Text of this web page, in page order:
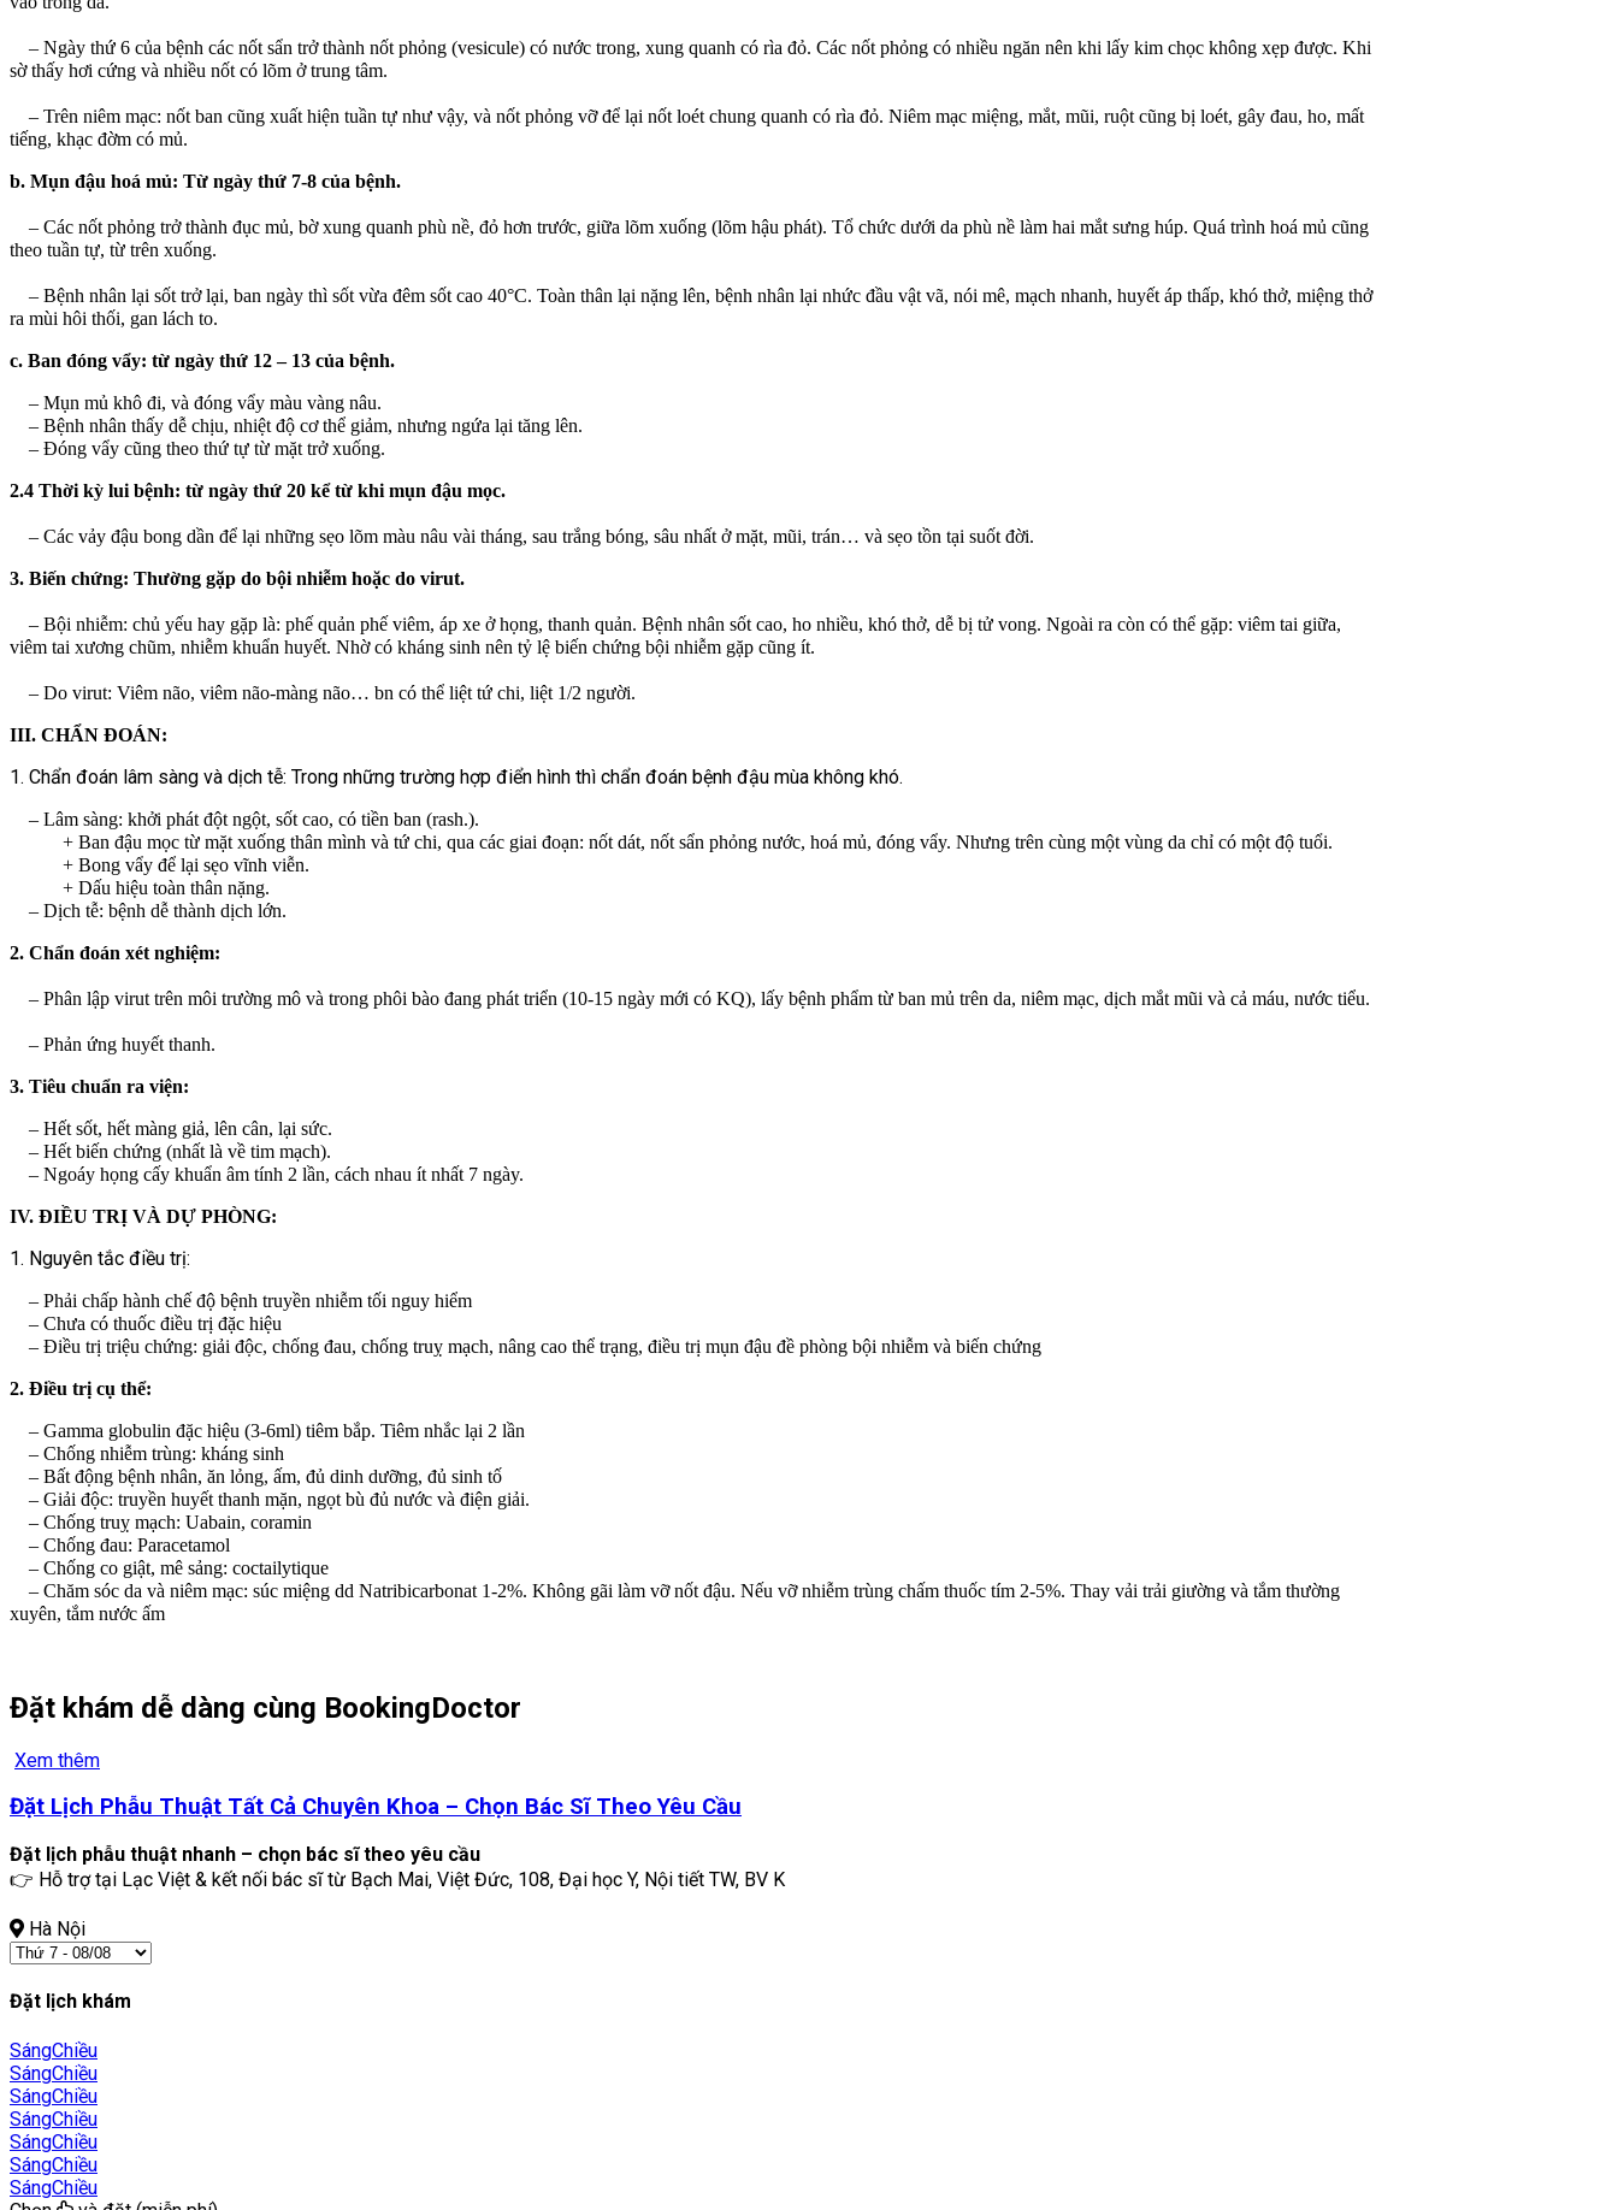
– Ngày thứ 6 của bệnh các nốt sẩn trở thành nốt phỏng (vesicule) có nước trong, xung quanh có rìa đỏ. Các nốt phỏng có nhiều ngăn nên khi lấy kim chọc không xẹp được. Khi
sờ thấy hơi cứng và nhiều nốt có lõm ở trung tâm.
– Trên niêm mạc: nốt ban cũng xuất hiện tuần tự như vậy, và nốt phỏng vỡ để lại nốt loét chung quanh có rìa đỏ. Niêm mạc miệng, mắt, mũi, ruột cũng bị loét, gây đau, ho, mất
tiếng, khạc đờm có mủ.
b. Mụn đậu hoá mủ: Từ ngày thứ 7-8 của bệnh.
– Các nốt phỏng trở thành đục mủ, bờ xung quanh phù nề, đỏ hơn trước, giữa lõm xuống (lõm hậu phát). Tổ chức dưới da phù nề làm hai mắt sưng húp. Quá trình hoá mủ cũng
theo tuần tự, từ trên xuống.
– Bệnh nhân lại sốt trở lại, ban ngày thì sốt vừa đêm sốt cao 40°C. Toàn thân lại nặng lên, bệnh nhân lại nhức đầu vật vã, nói mê, mạch nhanh, huyết áp thấp, khó thở, miệng thở
ra mùi hôi thối, gan lách to.
c. Ban đóng vẩy: từ ngày thứ 12 – 13 của bệnh.
– Mụn mủ khô đi, và đóng vẩy màu vàng nâu.
– Bệnh nhân thấy dễ chịu, nhiệt độ cơ thể giảm, nhưng ngứa lại tăng lên.
– Đóng vẩy cũng theo thứ tự từ mặt trở xuống.
2.4 Thời kỳ lui bệnh: từ ngày thứ 20 kể từ khi mụn đậu mọc.
– Các vảy đậu bong dần để lại những sẹo lõm màu nâu vài tháng, sau trắng bóng, sâu nhất ở mặt, mũi, trán… và sẹo tồn tại suốt đời.
3. Biến chứng: Thường gặp do bội nhiễm hoặc do virut.
– Bội nhiễm: chủ yếu hay gặp là: phế quản phế viêm, áp xe ở họng, thanh quản. Bệnh nhân sốt cao, ho nhiều, khó thở, dễ bị tử vong. Ngoài ra còn có thể gặp: viêm tai giữa,
viêm tai xương chũm, nhiễm khuẩn huyết. Nhờ có kháng sinh nên tỷ lệ biến chứng bội nhiễm gặp cũng ít.
– Do virut: Viêm não, viêm não-màng não… bn có thể liệt tứ chi, liệt 1/2 người.
III. CHẨN ĐOÁN:
1. Chẩn đoán lâm sàng và dịch tễ: Trong những trường hợp điển hình thì chẩn đoán bệnh đậu mùa không khó.
– Lâm sàng: khởi phát đột ngột, sốt cao, có tiền ban (rash.).
+ Ban đậu mọc từ mặt xuống thân mình và tứ chi, qua các giai đoạn: nốt dát, nốt sẩn phỏng nước, hoá mủ, đóng vẩy. Nhưng trên cùng một vùng da chỉ có một độ tuổi.
+ Bong vẩy để lại sẹo vĩnh viễn.
+ Dấu hiệu toàn thân nặng.
– Dịch tễ: bệnh dễ thành dịch lớn.
2. Chẩn đoán xét nghiệm:
– Phân lập virut trên môi trường mô và trong phôi bào đang phát triển (10-15 ngày mới có KQ), lấy bệnh phẩm từ ban mủ trên da, niêm mạc, dịch mắt mũi và cả máu, nước tiểu.
– Phản ứng huyết thanh.
3. Tiêu chuẩn ra viện:
– Hết sốt, hết màng giả, lên cân, lại sức.
– Hết biến chứng (nhất là về tim mạch).
– Ngoáy họng cấy khuẩn âm tính 2 lần, cách nhau ít nhất 7 ngày.
IV. ĐIỀU TRỊ VÀ DỰ PHÒNG:
1. Nguyên tắc điều trị:
– Phải chấp hành chế độ bệnh truyền nhiễm tối nguy hiểm
– Chưa có thuốc điều trị đặc hiệu
– Điều trị triệu chứng: giải độc, chống đau, chống truỵ mạch, nâng cao thể trạng, điều trị mụn đậu đề phòng bội nhiễm và biến chứng
2. Điều trị cụ thể:
– Gamma globulin đặc hiệu (3-6ml) tiêm bắp. Tiêm nhắc lại 2 lần
– Chống nhiễm trùng: kháng sinh
– Bất động bệnh nhân, ăn lỏng, ấm, đủ dinh dưỡng, đủ sinh tố
– Giải độc: truyền huyết thanh mặn, ngọt bù đủ nước và điện giải.
– Chống truỵ mạch: Uabain, coramin
– Chống đau: Paracetamol
– Chống co giật, mê sảng: coctailytique
– Chăm sóc da và niêm mạc: súc miệng dd Natribicarbonat 1-2%. Không gãi làm vỡ nốt đậu. Nếu vỡ nhiễm trùng chấm thuốc tím 2-5%. Thay vải trải giường và tắm thường
xuyên, tắm nước ấm
Đặt khám dễ dàng cùng BookingDoctor
Xem thêm
Đặt Lịch Phẫu Thuật Tất Cả Chuyên Khoa – Chọn Bác Sĩ Theo Yêu Cầu
Đặt lịch phẫu thuật nhanh – chọn bác sĩ theo yêu cầu
👉 Hỗ trợ tại Lạc Việt & kết nối bác sĩ từ Bạch Mai, Việt Đức, 108, Đại học Y, Nội tiết TW, BV K
Hà Nội
Đặt lịch khám
SángChiều
SángChiều
SángChiều
SángChiều
SángChiều
SángChiều
SángChiều